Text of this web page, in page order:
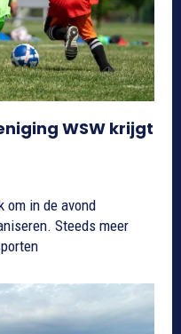
WSW krijgt
om in de avond
Steeds meer